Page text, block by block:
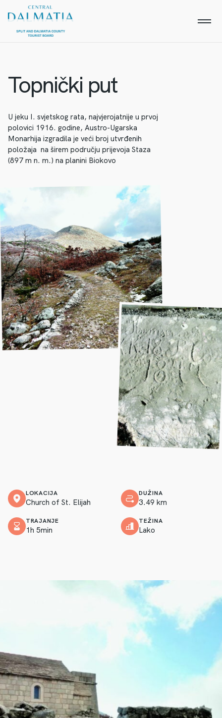
Topnički put
U jeku I. svjetskog rata, najvjerojatnije u prvoj
polovici 1916. godine, Austro-Ugarska
Monarhija izgradila je veći broj utvrđenih
položaja na širem području prijevoja Staza
(897 m n. m.) na planini Biokovo
LOKACIJA
Church of St. Elijah
DUŽINA
3.49 km
TRAJANJE
1h 5min
TEŽINA
Lako